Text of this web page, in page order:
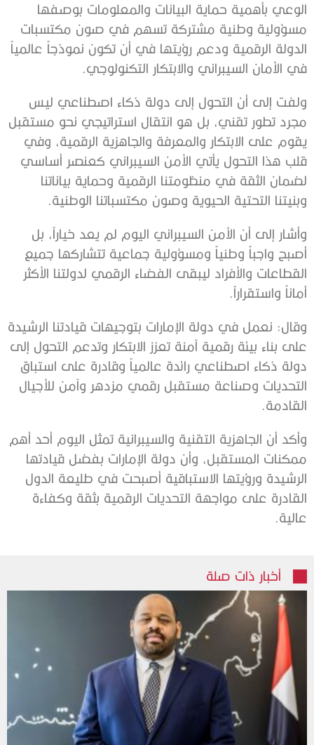
الوعي بأهمية حماية البيانات والمعلومات بوصفها
مسؤولية وطنية مشتركة تسهم في صون مكتسبات
الدولة الرقمية ودعم رؤيتها في أن تكون نموذجاً عالمياً
في الأمان السيبراني والابتكار التكنولوجي.
ولفت إلى أن التحول إلى دولة ذكاء اصطناعي ليس
مجرد تطور تقني، بل هو انتقال استراتيجي نحو مستقبل
يقوم على الابتكار والمعرفة والجاهزية الرقمية، وفي
قلب هذا التحول يأتي الأمن السيبراني كعنصر أساسي
لضمان الثقة في منظومتنا الرقمية وحماية بياناتنا
وبنيتنا التحتية الحيوية وصون مكتسباتنا الوطنية.
وأشار إلى أن الأمن السيبراني اليوم لم يعد خياراً، بل
أصبح واجباً وطنياً ومسؤولية جماعية تتشاركها جميع
القطاعات والأفراد ليبقى الفضاء الرقمي لدولتنا الأكثر
أماناً واستقراراً.
وقال: نعمل في دولة الإمارات بتوجيهات قيادتنا الرشيدة
على بناء بيئة رقمية آمنة تعزز الابتكار وتدعم التحول إلى
دولة ذكاء اصطناعي رائدة عالمياً وقادرة على استباق
التحديات وصناعة مستقبل رقمي مزدهر وآمن للأجيال
القادمة.
وأكد أن الجاهزية التقنية والسيبرانية تمثل اليوم أحد أهم
ممكنات المستقبل، وأن دولة الإمارات بفضل قيادتها
الرشيدة ورؤيتها الاستباقية أصبحت في طليعة الدول
القادرة على مواجهة التحديات الرقمية بثقة وكفاءة
عالية.
أخبار ذات صلة